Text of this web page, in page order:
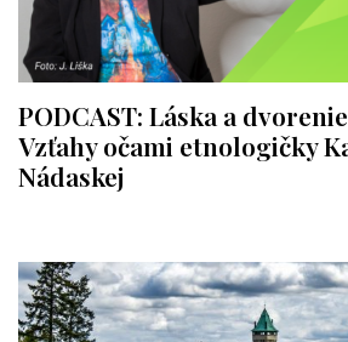
PODCAST: Láska a
Vzťahy očami etnologičky
Nádaskej